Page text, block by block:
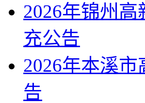
2026年锦州
充公告
2026年本溪
告